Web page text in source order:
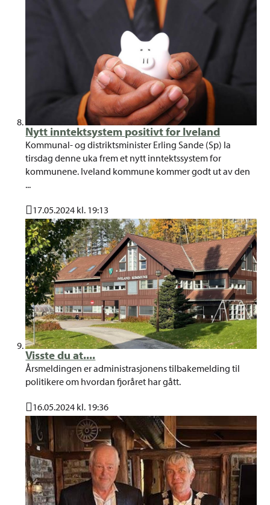
Nytt inntektsystem positivt for Iveland
Kommunal- og distriktsminister Erling Sande (Sp) la
tirsdag denne uka frem et nytt inntektssystem for
kommunene. Iveland kommune kommer godt ut av den
...
Publisert
17.05.2024 kl. 19:13
Visste du at....
Årsmeldingen er administrasjonens tilbakemelding til
politikere om hvordan fjoråret har gått.
Publisert
16.05.2024 kl. 19:36